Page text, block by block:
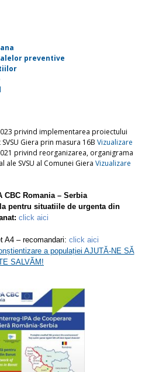
preventive
privind implementarea proiectului
Giera prin masura 16B Vizualizare
privind reorganizarea, organigrama
ale SVSU al Comunei Giera Vizualizare
CBC Romania – Serbia
pentru situatiile de urgenta din
click aici
A4 – recomandari: click aici
a populației AJUTĂ-NE SĂ
SALVĂM!